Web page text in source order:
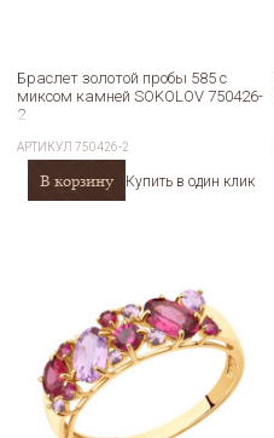
Браслет золотой пробы 585 с
миксом камней SOKOLOV 750426-
2
АРТИКУЛ750426-2
В корзину Купить в один клик